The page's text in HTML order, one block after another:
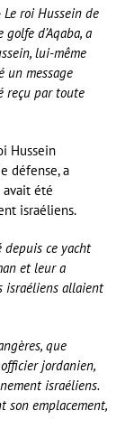
Le roi Hussein de
d’Aqaba, a
lui-même
un message
reçu par toute
Hussein
défense, a
avait été
israéliens.
ce yacht
et leur a
israéliens allaient
que
jordanien,
israéliens.
son emplacement,